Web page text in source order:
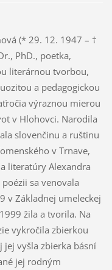
(* 29. 12. 1947 – †
PhD., poetka,
literárnou tvorbou,
a pedagogickou
výraznou mierou
v Hlohovci. Narodila
slovenčinu a ruštinu
v Trnave,
literatúry Alexandra
sa venovala
v Základnej umeleckej
žila a tvorila. Na
vykročila zbierkou
jej vyšla zbierka básní
jej rodným